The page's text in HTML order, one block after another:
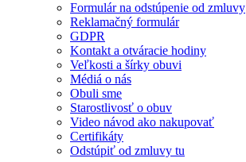
Formulár na odstúpenie od zmluvy
Reklamačný formulár
GDPR
Kontakt a otváracie hodiny
Veľkosti a šírky obuvi
Médiá o nás
Obuli sme
Starostlivosť o obuv
Video návod ako nakupovať
Certifikáty
Odstúpiť od zmluvy tu